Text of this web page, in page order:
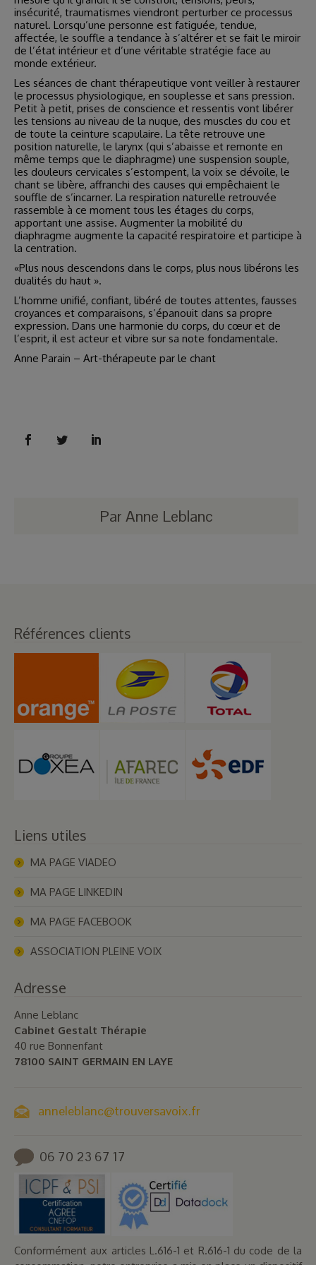
insécurité, traumatismes viendront perturber ce processus
naturel. Lorsqu’une personne est fatiguée, tendue,
affectée, le souffle a tendance à s’altérer et se fait le miroir
de l’état intérieur et d’une véritable stratégie face au
monde extérieur.
Les séances de chant thérapeutique vont veiller à restaurer
le processus physiologique, en souplesse et sans pression.
Petit à petit, prises de conscience et ressentis vont libérer
les tensions au niveau de la nuque, des muscles du cou et
de toute la ceinture scapulaire. La tête retrouve une
position naturelle, le larynx (qui s’abaisse et remonte en
même temps que le diaphragme) une suspension souple,
les douleurs cervicales s’estompent, la voix se dévoile, le
chant se libère, affranchi des causes qui empêchaient le
souffle de s’incarner. La respiration naturelle retrouvée
rassemble à ce moment tous les étages du corps,
apportant une assise. Augmenter la mobilité du
diaphragme augmente la capacité respiratoire et participe à
la centration.
«Plus nous descendons dans le corps, plus nous libérons les
dualités du haut ».
L’homme unifié, confiant, libéré de toutes attentes, fausses
croyances et comparaisons, s’épanouit dans sa propre
expression. Dans une harmonie du corps, du cœur et de
l’esprit, il est acteur et vibre sur sa note fondamentale.
Anne Parain – Art-thérapeute par le chant
Par Anne Leblanc
Références clients
Liens utiles
MA PAGE VIADEO
MA PAGE LINKEDIN
MA PAGE FACEBOOK
ASSOCIATION PLEINE VOIX
Adresse
Anne Leblanc
Cabinet Gestalt Thérapie
40 rue Bonnenfant
78100 SAINT GERMAIN EN LAYE
anneleblanc@trouversavoix.fr
06 70 23 67 17
Conformément aux articles L.616-1 et R.616-1 du code de la